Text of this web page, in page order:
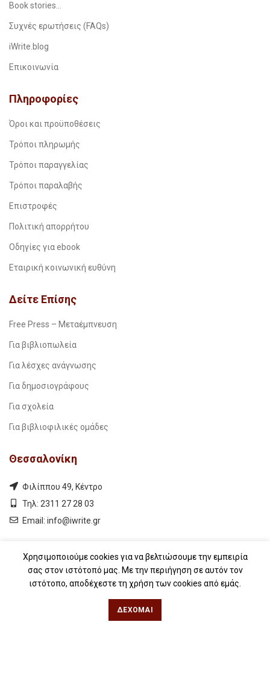
Book stories…
Συχνές ερωτήσεις (FAQs)
iWrite.blog
Επικοινωνία
Πληροφορίες
Όροι και προϋποθέσεις
Τρόποι πληρωμής
Τρόποι παραγγελίας
Τρόποι παραλαβής
Επιστροφές
Πολιτική απορρήτου
Οδηγίες για ebook
Εταιρική κοινωνική ευθύνη
Δείτε Επίσης
Free Press – Μεταέμπνευση
Για βιβλιοπωλεία
Για λέσχες ανάγνωσης
Για δημοσιογράφους
Για σχολεία
Για βιβλιοφιλικές ομάδες
Θεσσαλονίκη
Φιλίππου 49, Κέντρο
Τηλ: 2311 27 28 03
Εmail: info@iwrite.gr
Αθήνα
Κωλέττη 15 & Εμ. Μπενάκη, Εξάρχεια
Χρησιμοποιούμε cookies για να βελτιώσουμε την εμπειρία
σας στον ιστότοπό μας. Με την περιήγηση σε αυτόν τον
ιστότοπο, αποδέχεστε τη χρήση των cookies από εμάς.
ΔΈΧΟΜΑΙ